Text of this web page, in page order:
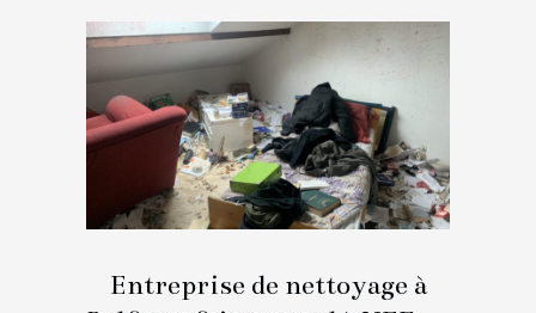
Entreprise de nettoyage à